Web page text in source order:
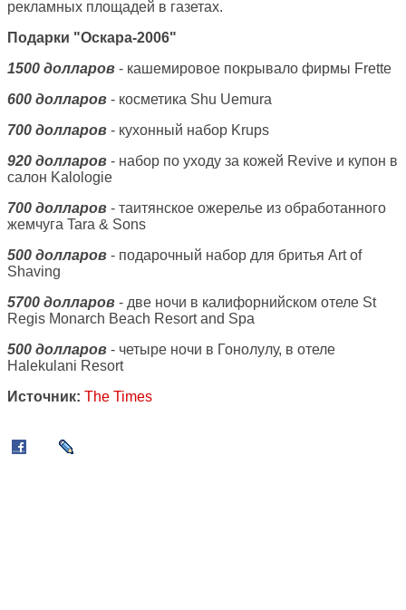
рекламных площадей в газетах.
Подарки "Оскара-2006"
1500 долларов - кашемировое покрывало фирмы Frette
600 долларов - косметика Shu Uemura
700 долларов - кухонный набор Krups
920 долларов - набор по уходу за кожей Revive и купон в
салон Kalologie
700 долларов - таитянское ожерелье из обработанного
жемчуга Tara & Sons
500 долларов - подарочный набор для бритья Art of
Shaving
5700 долларов - две ночи в калифорнийском отеле St
Regis Monarch Beach Resort and Spa
500 долларов - четыре ночи в Гонолулу, в отеле
Halekulani Resort
Источник: The Times